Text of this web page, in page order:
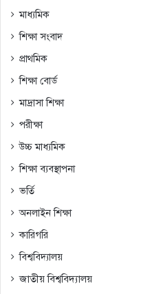
মাধ্যমিক
শিক্ষা সংবাদ
প্রাথমিক
শিক্ষা বোর্ড
মাদ্রাসা শিক্ষা
পরীক্ষা
উচ্চ মাধ্যমিক
শিক্ষা ব্যবস্থাপনা
ভর্তি
অনলাইন শিক্ষা
কারিগরি
বিশ্ববিদ্যালয়
জাতীয় বিশ্ববিদ্যালয়